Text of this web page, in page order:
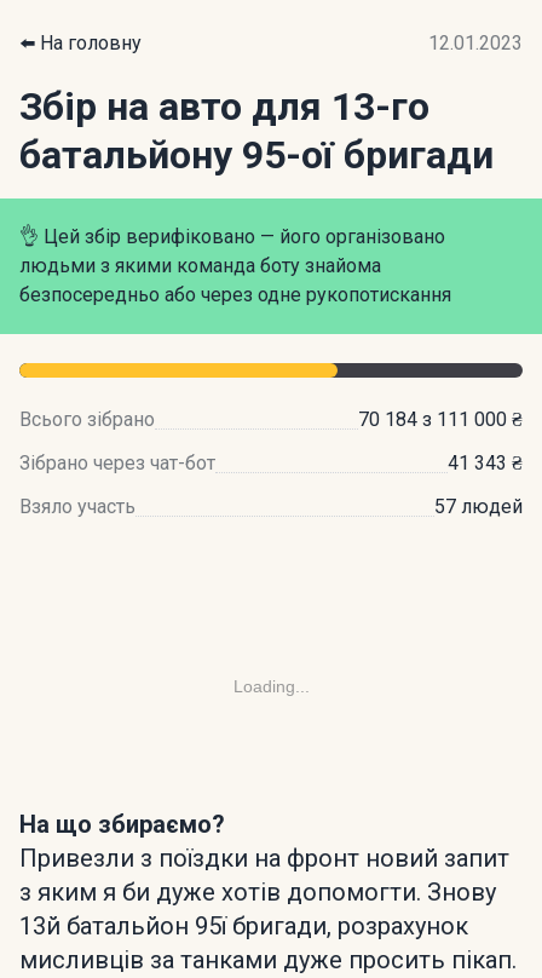
⬅️ На головну 12.01.2023
Збір на авто для 13-го
батальйону 95-ої бригади
👌 Цей збір верифіковано — його організовано
людьми з якими команда боту знайома
безпосередньо або через одне рукопотискання
Всього зібрано
70 184 з 111 000 ₴
Зібрано через чат-бот
41 343 ₴
Взяло участь
57 людей
Loading...
На що збираємо?
Привезли з поїздки на фронт новий запит
з яким я би дуже хотів допомогти. Знову
13й батальйон 95ї бригади, розрахунок
мисливців за танками дуже просить пікап.